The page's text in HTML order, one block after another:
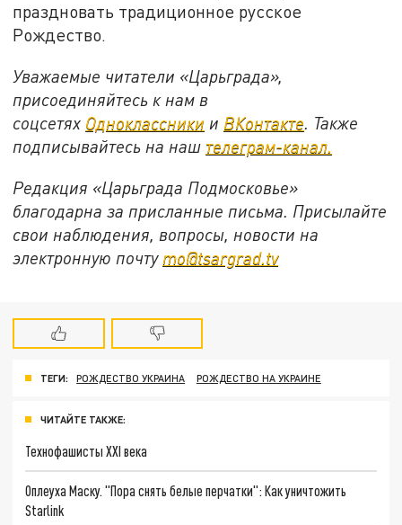
праздновать традиционное русское
Рождество.
Уважаемые читатели «Царьграда»,
присоединяйтесь к нам в
соцсетях Одноклассники и ВКонтакте. Также
подписывайтесь на наш телеграм-канал.
Редакция «Царьграда Подмосковье»
благодарна за присланные письма. Присылайте
свои наблюдения, вопросы, новости на
электронную почту mo@tsargrad.tv
ТЕГИ: РОЖДЕСТВО УКРАИНА РОЖДЕСТВО НА УКРАИНЕ
ЧИТАЙТЕ ТАКЖЕ:
Технофашисты XXI века
Оплеуха Маску. "Пора снять белые перчатки": Как уничтожить
Starlink